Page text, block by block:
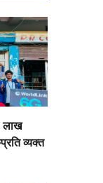
लाख
व्यक्त